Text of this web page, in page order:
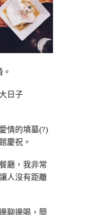
日子
情的墳墓(?)
慶祝。
廳，我非常
人沒有距離
聊邊喝，簡